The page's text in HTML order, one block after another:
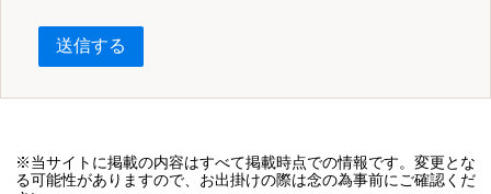
送信する
※当サイトに掲載の内容はすべて掲載時点での情報です。変更とな
る可能性がありますので、お出掛けの際は念の為事前にご確認くだ